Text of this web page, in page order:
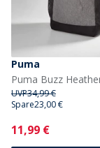
Puma
UVP34,99 €
Spare23,00 €
Current
11,99 €